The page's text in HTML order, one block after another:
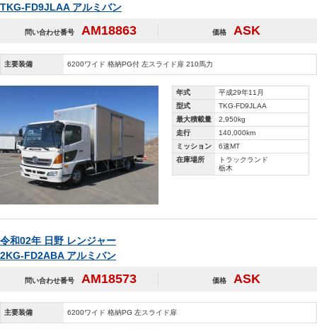
TKG-FD9JLAA アルミバン
問い合わせ番号 AM18863 価格 ASK
主要装備 6200ワイド 格納PG付 左スライド扉 210馬力
年式
平成29年11月
型式
TKG-FD9JLAA
最大積載量
2,950kg
走行
140,000km
ミッション
6速MT
在庫場所
トラックランド
栃木
令和02年 日野 レンジャー
2KG-FD2ABA アルミバン
問い合わせ番号 AM18573 価格 ASK
主要装備 6200ワイド 格納PG 左スライド扉